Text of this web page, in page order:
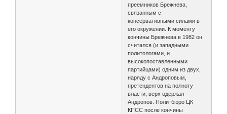
преемников Брежнева,
связанным с
консервативными силами в
его окружении. К моменту
кончины Брежнева в 1982 он
считался (и западными
политологами, и
высокопоставленными
партийцами) одним из двух,
наряду с Андроповым,
претендентов на полноту
власти; верх одержал
Андропов. Политбюро ЦК
КПСС после кончины